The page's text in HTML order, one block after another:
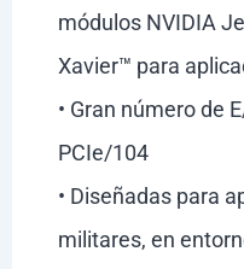
módulos NVIDIA
Xavier™ para
• Gran número de
PCIe/104
• Diseñadas para
militares, en